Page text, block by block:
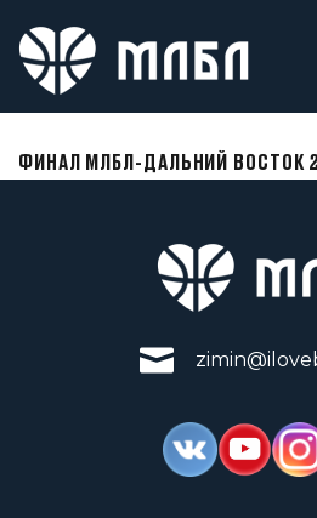
ФИНАЛ МЛБЛ-ДАЛЬНИЙ ВОСТОК